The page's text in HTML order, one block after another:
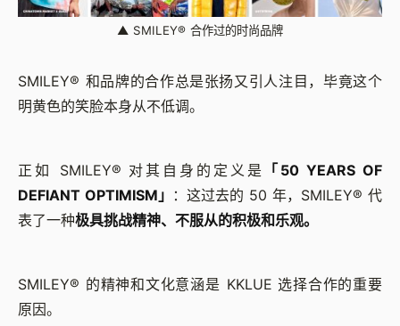
▲ SMILEY® 合作过的时尚品牌
SMILEY® 和品牌的合作总是张扬又引人注目，毕竟这个
明黄色的笑脸本身从不低调。
正如 SMILEY® 对其自身的定义是
「50 YEARS OF
DEFIANT OPTIMISM」 ：这过去的 50 年，SMILEY® 代
表了一种极具挑战精神、不服从的积极和乐观。
SMILEY® 的精神和文化意涵是 KKLUE 选择合作的重要
原因。